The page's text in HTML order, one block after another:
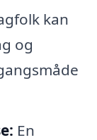
kan
og
En